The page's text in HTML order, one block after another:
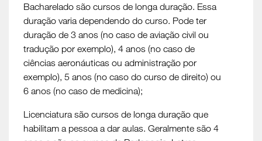
Bacharelado são cursos de longa duração. Essa
duração varia dependendo do curso. Pode ter
duração de 3 anos (no caso de aviação civil ou
tradução por exemplo), 4 anos (no caso de
ciências aeronáuticas ou administração por
exemplo), 5 anos (no caso do curso de direito) ou
6 anos (no caso de medicina);
Licenciatura são cursos de longa duração que
habilitam a pessoa a dar aulas. Geralmente são 4